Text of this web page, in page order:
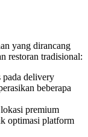
yang dirancang
restoran tradisional:
delivery
beberapa
premium
optimasi platform